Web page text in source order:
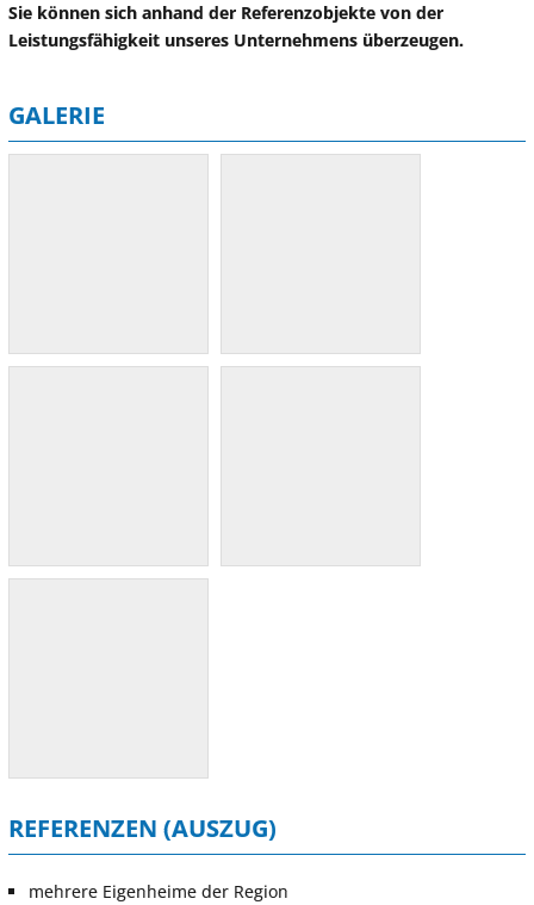
Sie können sich anhand der Referenzobjekte von der
Leistungsfähigkeit unseres Unternehmens überzeugen.
GALERIE
REFERENZEN (AUSZUG)
mehrere Eigenheime der Region